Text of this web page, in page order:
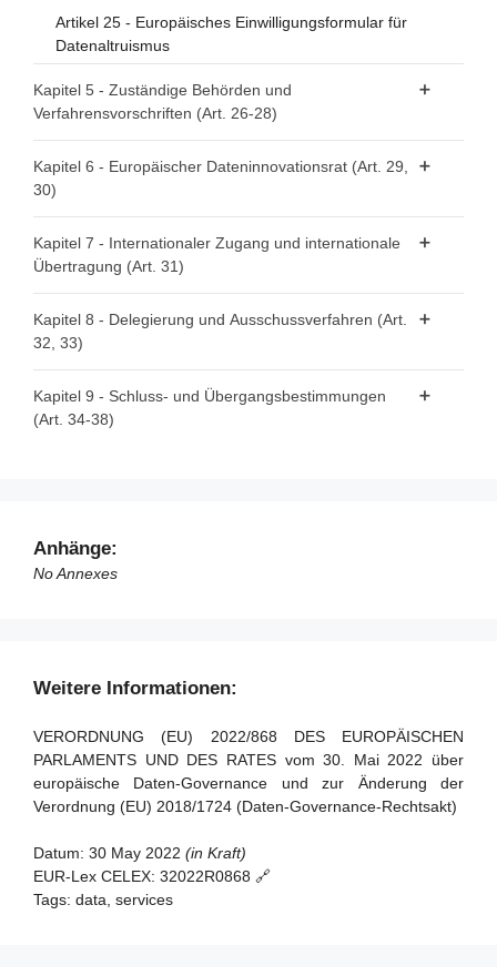
Artikel 25 - Europäisches Einwilligungsformular für
Datenaltruismus
Kapitel 5 - Zuständige Behörden und
Verfahrensvorschriften (Art. 26-28)
Rechtsbehelf
Kapitel 6 - Europäischer Dateninnovationsrat (Art. 29,
30)
Artikel 30 - Aufgaben des Europäischen
Dateninnovationsrats
Kapitel 7 - Internationaler Zugang und internationale
Übertragung (Art. 31)
Übertragung
Kapitel 8 - Delegierung und Ausschussverfahren (Art.
32, 33)
Artikel 32 - Ausübung der Befugnisübertragung
Artikel 33 - Ausschussverfahren
Kapitel 9 - Schluss- und Übergangsbestimmungen
(Art. 34-38)
Artikel 37 - Übergangsregelung
Anhänge:
No Annexes
Weitere Informationen:
VERORDNUNG (EU) 2022/868 DES EUROPÄISCHEN
PARLAMENTS UND DES RATES vom 30. Mai 2022 über
europäische Daten-Governance und zur Änderung der
Verordnung (EU) 2018/1724 (Daten-Governance-Rechtsakt)
Datum: 30 May 2022 (in Kraft)
EUR-Lex CELEX: 32022R0868 🔗
Tags: data, services